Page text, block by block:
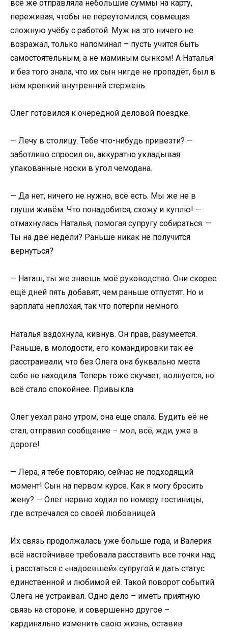
всё же отправляла небольшие суммы на карту,
переживая, чтобы не переутомился, совмещая
сложную учёбу с работой. Муж на это ничего не
возражал, только напоминал – пусть учится быть
самостоятельным, а не маминым сынком! А Наталья
и без того знала, что их сын нигде не пропадёт, был в
нём крепкий внутренний стержень.
Олег готовился к очередной деловой поездке.
— Лечу в столицу. Тебе что-нибудь привезти? —
заботливо спросил он, аккуратно укладывая
упакованные носки в угол чемодана.
— Да нет, ничего не нужно, всё есть. Мы же не в
глуши живём. Что понадобится, схожу и куплю! —
отмахнулась Наталья, помогая супругу собираться. —
Ты на две недели? Раньше никак не получится
вернуться?
— Наташ, ты же знаешь моё руководство. Они скорее
ещё дней пять добавят, чем раньше отпустят. Но и
зарплата неплохая, так что потерпи немного.
Наталья вздохнула, кивнув. Он прав, разумеется.
Раньше, в молодости, его командировки так её
расстраивали, что без Олега она буквально места
себе не находила. Теперь тоже скучает, волнуется, но
всё стало спокойнее. Привыкла.
Олег уехал рано утром, она ещё спала. Будить её не
стал, отправил сообщение – мол, всё, жди, уже в
дороге!
— Лера, я тебе повторяю, сейчас не подходящий
момент! Сын на первом курсе. Как я могу бросить
жену? — Олег нервно ходил по номеру гостиницы,
где встречался со своей любовницей.
Их связь продолжалась уже больше года, и Валерия
всё настойчивее требовала расставить все точки над
i, расстаться с «надоевшей» супругой и дать статус
единственной и любимой ей. Такой поворот событий
Олега не устраивал. Одно дело – иметь приятную
связь на стороне, и совершенно другое –
кардинально изменить свою жизнь, оставив